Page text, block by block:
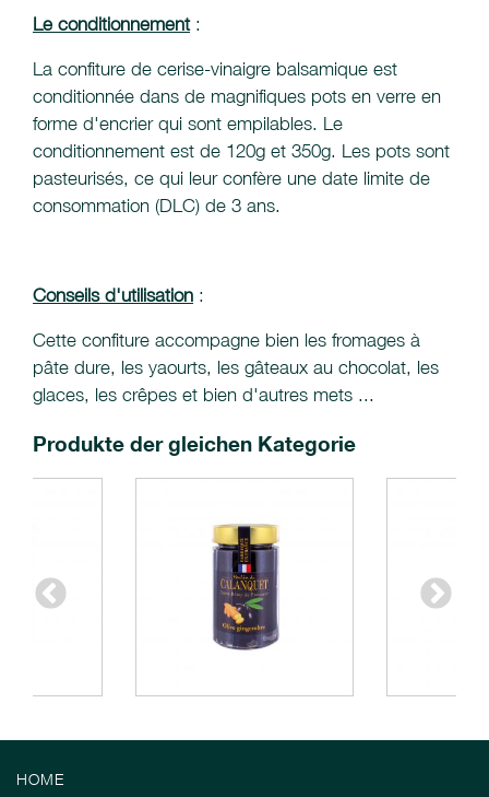
Le conditionnement:
La confiture de cerise-vinaigre balsamique est
conditionnée dans de magnifiques pots en verre en
forme d'encrier qui sont empilables. Le
conditionnement est de 120g et 350g. Les pots sont
pasteurisés, ce qui leur confère une date limite de
consommation (DLC) de 3 ans.
Conseils d'utilisation :
Cette confiture accompagne bien les fromages à
pâte dure, les yaourts, les gâteaux au chocolat, les
glaces, les crêpes et bien d'autres mets ...
Produkte der gleichen Kategorie
HOME